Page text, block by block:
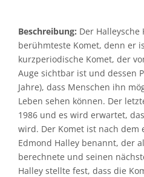
Beschreibung: Der
berühmteste Komet, denn er
kurzperiodische Komet, der
Auge sichtbar ist und dessen
Jahre), dass Menschen ihn
Leben sehen können. Der
1986 und es wird erwartet,
wird. Der Komet ist nach dem
Edmond Halley benannt, der
berechnete und seinen
Halley stellte fest, dass die